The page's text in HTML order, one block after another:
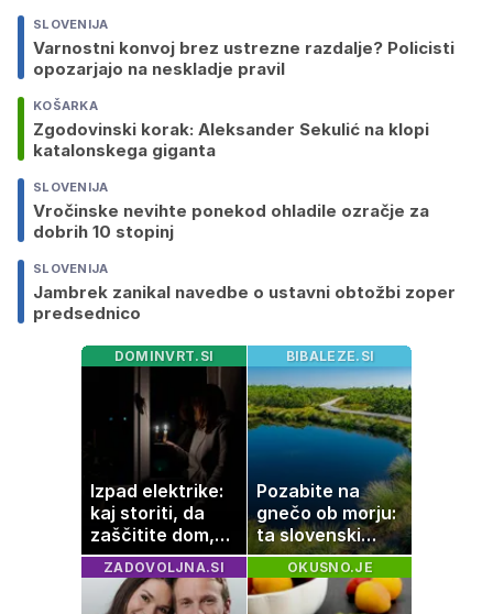
SLOVENIJA
Varnostni konvoj brez ustrezne razdalje? Policisti
opozarjajo na neskladje pravil
KOŠARKA
Zgodovinski korak: Aleksander Sekulić na klopi
katalonskega giganta
SLOVENIJA
Vročinske nevihte ponekod ohladile ozračje za
dobrih 10 stopinj
SLOVENIJA
Jambrek zanikal navedbe o ustavni obtožbi zoper
predsednico
DOMINVRT.SI
Izpad elektrike:
kaj storiti, da
zaščitite dom,
hrano in
elektronske
naprave
BIBALEZE.SI
Pozabite na
gnečo ob morju:
ta slovenski
kotiček je pravi
raj za družine
ZADOVOLJNA.SI OKUSNO.JE